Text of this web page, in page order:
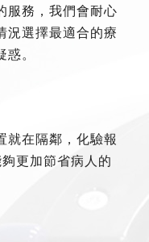
服務，我們會耐心
況選擇最適合的療
。
就在隔鄰，化驗報
更加節省病人的